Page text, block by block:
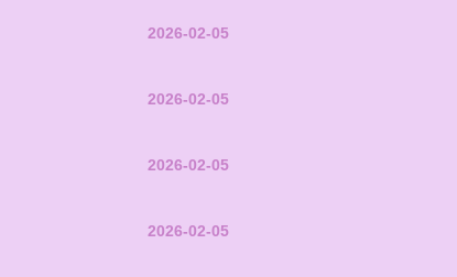
2026-02-05
2026-02-05
2026-02-05
2026-02-05